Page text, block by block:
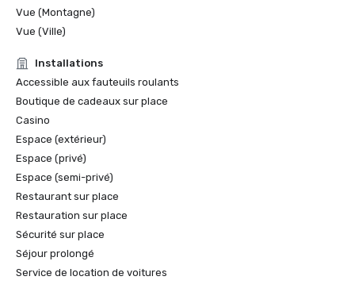
Vue (Montagne)
Vue (Ville)
Installations
Accessible aux fauteuils roulants
Boutique de cadeaux sur place
Casino
Espace (extérieur)
Espace (privé)
Espace (semi-privé)
Restaurant sur place
Restauration sur place
Sécurité sur place
Séjour prolongé
Service de location de voitures